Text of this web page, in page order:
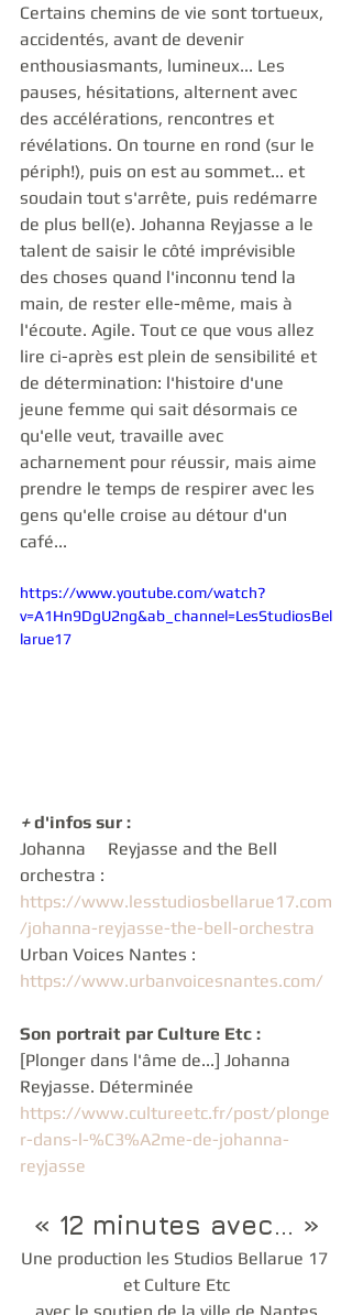
Certains chemins de vie sont tortueux,
accidentés, avant de devenir
enthousiasmants, lumineux... Les
pauses, hésitations, alternent avec
des accélérations, rencontres et
révélations. On tourne en rond (sur le
périph!), puis on est au sommet... et
soudain tout s'arrête, puis redémarre
de plus bell(e). Johanna Reyjasse a le
talent de saisir le côté imprévisible
des choses quand l'inconnu tend la
main, de rester elle-même, mais à
l'écoute. Agile. Tout ce que vous allez
lire ci-après est plein de sensibilité et
de détermination: l'histoire d'une
jeune femme qui sait désormais ce
qu'elle veut, travaille avec
acharnement pour réussir, mais aime
prendre le temps de respirer avec les
gens qu'elle croise au détour d'un
café...
https://www.youtube.com/watch?
v=A1Hn9DgU2ng&ab_channel=LesStudiosBel
larue17
+ d'infos sur :
Johanna 	Reyjasse and the Bell
https://www.lesstudiosbellarue17.com
/johanna-reyjasse-the-bell-orchestra
Urban Voices Nantes :
https://www.urbanvoicesnantes.com/
Son portrait par Culture Etc :
[Plonger dans l'âme de...] Johanna
Reyjasse. Déterminée
https://www.cultureetc.fr/post/plonge
r-dans-l-%C3%A2me-de-johanna-
reyjasse
« 12 minutes avec... »
Une production les Studios Bellarue 17
et Culture Etc